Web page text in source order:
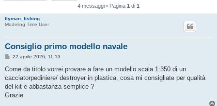
4 messaggi • Pagina 1 di 1
flyman_fishing
Modeling Time User
Consiglio primo modello navale
M
s
a
g
i
22 aprile 2026, 11:13
Come da titolo vorrei provare a fare un modello scala 1:350 di un
cacciatorpediniere/ destroyer in plastica, cosa mi consigliate per qualità
del kit e abbastanza semplice ?
Grazie